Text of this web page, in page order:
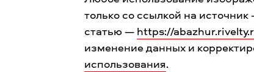
только со ссылкой на
статью — https://
изменение данных и
использования.